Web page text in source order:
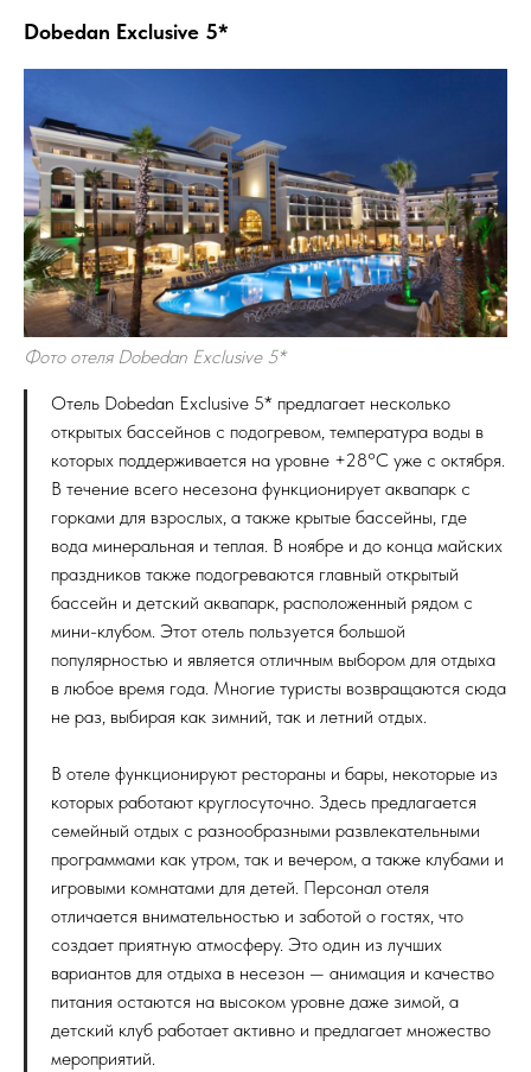
Dobedan Exclusive 5*
Фото отеля Dobedan Exclusive 5*
Отель Dobedan Exclusive 5* предлагает несколько
открытых бассейнов с подогревом, температура воды в
которых поддерживается на уровне +28°C уже с октября.
В течение всего несезона функционирует аквапарк с
горками для взрослых, а также крытые бассейны, где
вода минеральная и теплая. В ноябре и до конца майских
праздников также подогреваются главный открытый
бассейн и детский аквапарк, расположенный рядом с
мини-клубом. Этот отель пользуется большой
популярностью и является отличным выбором для отдыха
в любое время года. Многие туристы возвращаются сюда
не раз, выбирая как зимний, так и летний отдых.
В отеле функционируют рестораны и бары, некоторые из
которых работают круглосуточно. Здесь предлагается
семейный отдых с разнообразными развлекательными
программами как утром, так и вечером, а также клубами и
игровыми комнатами для детей. Персонал отеля
отличается внимательностью и заботой о гостях, что
создает приятную атмосферу. Это один из лучших
вариантов для отдыха в несезон — анимация и качество
питания остаются на высоком уровне даже зимой, а
детский клуб работает активно и предлагает множество
мероприятий.